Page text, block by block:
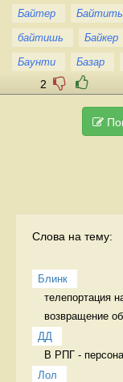
Байтер
Байтить
байтишь
Байкер
Баунти
Базар
2
Слова на тему:
Блинк
телепортация
возвращение
ДД
В РПГ -
Лол